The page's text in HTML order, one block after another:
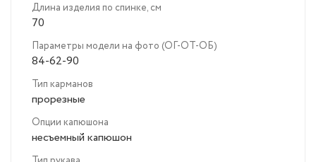
Длина изделия по спинке, см
70
Параметры модели на фото (ОГ-ОТ-ОБ)
84-62-90
Тип карманов
прорезные
Опции капюшона
несъемный капюшон